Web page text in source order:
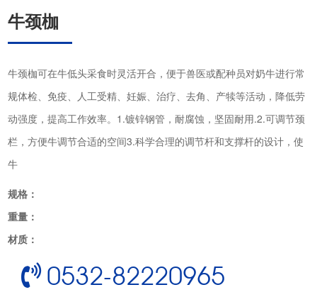
牛颈枷
牛颈枷可在牛低头采食时灵活开合，便于兽医或配种员对奶牛进行常
规体检、免疫、人工受精、妊娠、治疗、去角、产犊等活动，降低劳
动强度，提高工作效率。1.镀锌钢管，耐腐蚀，坚固耐用.2.可调节颈
栏，方便牛调节合适的空间3.科学合理的调节杆和支撑杆的设计，使
牛
规格：
重量：
材质：
0532-82220965